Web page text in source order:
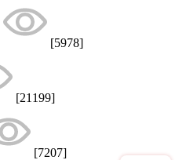
[5978]
[21199]
[7207]